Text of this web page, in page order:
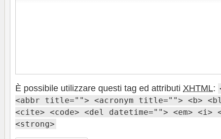
È possibile utilizzare questi tag ed attributi XHTML:
<abbr title=""> <acronym title=""> <b>
<cite> <code> <del datetime=""> <em>
<strong>